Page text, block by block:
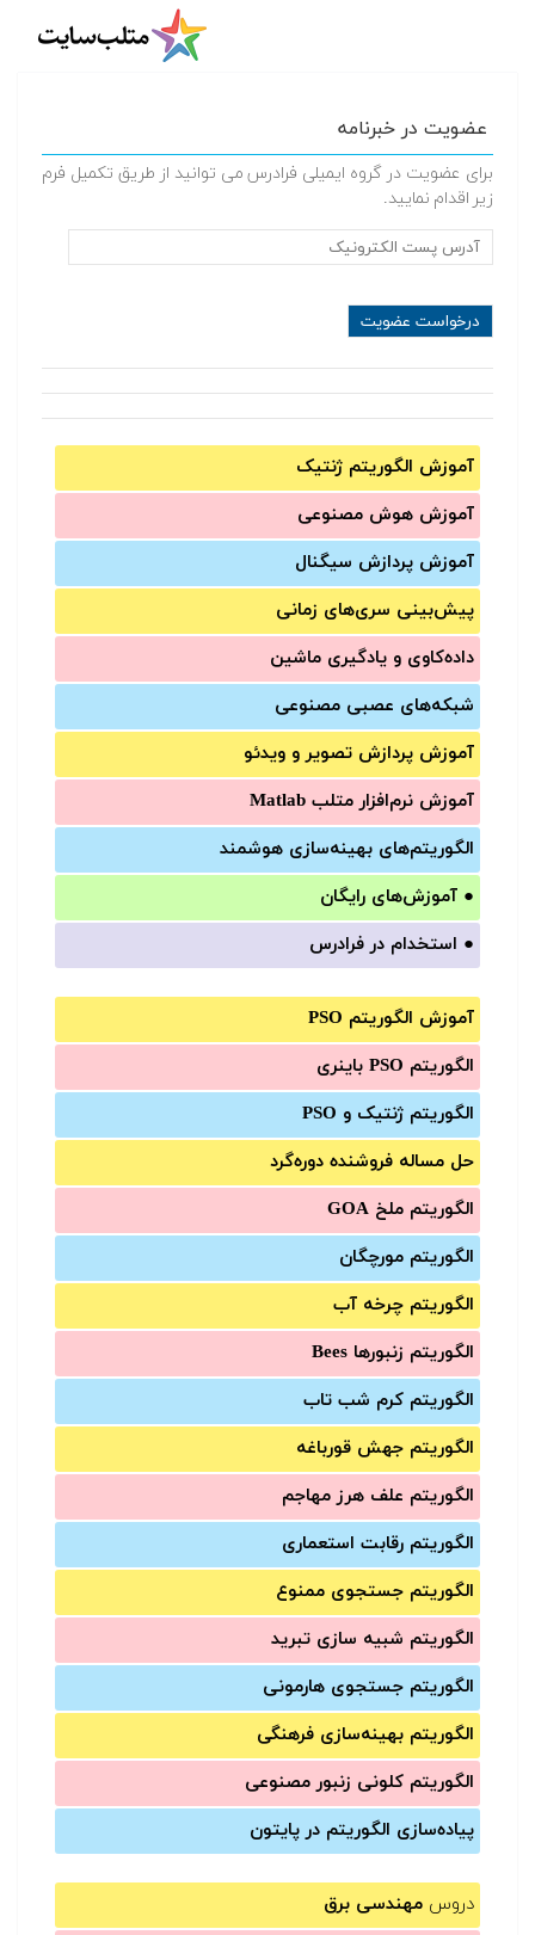
عضویت در خبرنامه
برای عضویت در گروه ایمیلی فرادرس می توانید از طریق تکمیل فرم
زیر اقدام نمایید.
آموزش الگوریتم ژنتیک
آموزش‌ هوش مصنوعی
آموزش‌ پردازش سیگنال
پیش‌‌بینی سری‌‌های زمانی
داده‌کاوی و یادگیری ماشین
شبکه‌های عصبی مصنوعی
آموزش‌ پردازش تصویر و ویدئو
آموزش‌ نرم‌افزار متلب Matlab
الگوریتم‌های بهینه‌سازی هوشمند
● آموزش‌های رایگان
● استخدام در فرادرس
آموزش الگوریتم PSO
الگوریتم PSO باینری
الگوریتم ژنتیک و PSO
حل مساله فروشنده دوره‌گرد
الگوریتم ملخ GOA
الگوریتم مورچگان
الگوریتم چرخه آب
الگوریتم زنبورها Bees
الگوریتم کرم شب تاب
الگوریتم جهش قورباغه
الگوریتم علف هرز مهاجم
الگوریتم رقابت استعماری
الگوریتم جستجوی ممنوع
الگوریتم شبیه سازی تبرید
الگوریتم جستجوی هارمونی
الگوریتم بهینه‌سازی فرهنگی
الگوریتم کلونی زنبور مصنوعی
پیاده‌سازی الگوریتم در پایتون
دروس مهندسی برق